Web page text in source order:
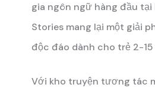
gia ngôn ngữ hàng đầu tại
Stories mang lại một giải
độc đáo dành cho trẻ 2-
Với kho truyện tương tác